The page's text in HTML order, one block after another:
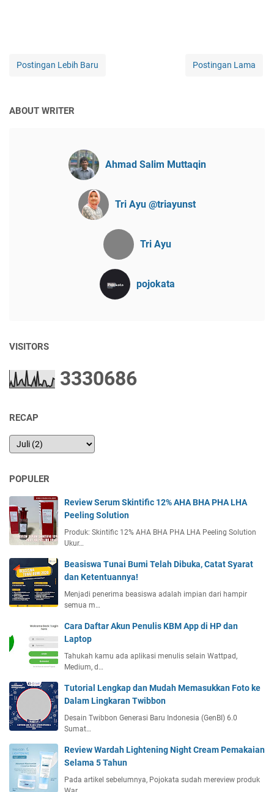
Postingan Lebih Baru Postingan Lama
ABOUT WRITER
Ahmad Salim Muttaqin
Tri Ayu @triayunst
Tri Ayu
pojokata
VISITORS
3330686
RECAP
POPULER
Review Serum Skintific 12% AHA BHA PHA LHA
Peeling Solution
Produk: Skintific 12% AHA BHA PHA LHA Peeling Solution
Ukur…
Beasiswa Tunai Bumi Telah Dibuka, Catat Syarat
dan Ketentuannya!
Menjadi penerima beasiswa adalah impian dari hampir
semua m…
Cara Daftar Akun Penulis KBM App di HP dan
Laptop
Tahukah kamu ada aplikasi menulis selain Wattpad,
Medium, d…
Tutorial Lengkap dan Mudah Memasukkan Foto ke
Dalam Lingkaran Twibbon
Desain Twibbon Generasi Baru Indonesia (GenBI) 6.0
Sumat…
Review Wardah Lightening Night Cream Pemakaian
Selama 5 Tahun
Pada artikel sebelumnya, Pojokata sudah mereview produk